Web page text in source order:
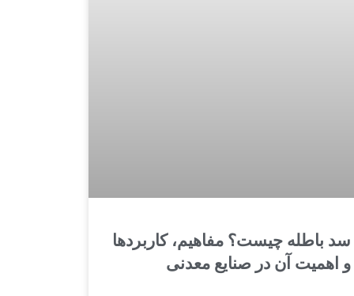
سد باطله چیست؟ مفاهیم، کاربردها
و اهمیت آن در صنایع معدنی